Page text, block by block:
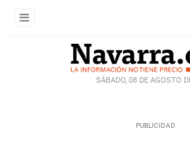
SÁBADO, 08 DE AGOSTO